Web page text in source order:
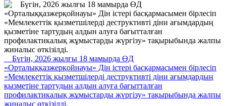
Бүгін, 2026 жылғы 18 мамырда ӨД
«Орталыққазжерқойнауы» Дін істері басқармасымен бірлесіп
«Мемлекеттік қызметшілерді деструктивті діни ағымдардың
қызметіне тартудың алдын алуға бағытталған
профилактикалық жұмыстарды жүргізу» тақырыбында жалпы
жиналыс өткізілді.